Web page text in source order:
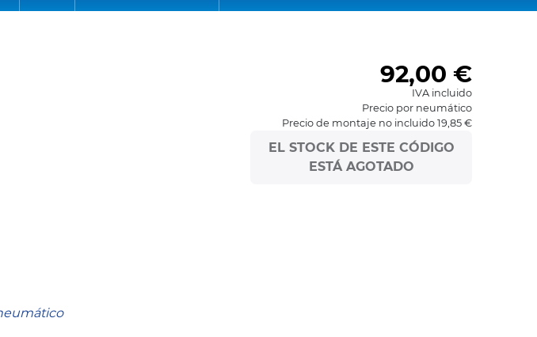
92,00 €
IVA incluido
Precio por neumático
Precio de montaje no incluido 19,85 €
EL STOCK DE ESTE CÓDIGO
ESTÁ AGOTADO